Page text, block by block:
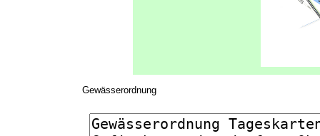
Gewässerordnung